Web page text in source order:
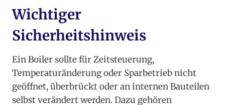
Wichtiger
Sicherheitshinweis
Ein Boiler sollte für Zeitsteuerung,
Temperaturänderung oder Sparbetrieb nicht
geöffnet, überbrückt oder an internen Bauteilen
selbst verändert werden. Dazu gehören